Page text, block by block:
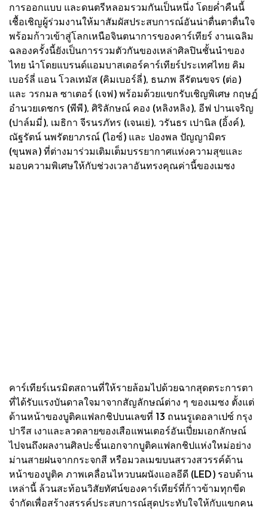
การออกแบบ และดนตรีหลอมรวมกันเป็นหนึ่ง โดยค่ำคืนนี้
เชื้อเชิญผู้ร่วมงานให้มาสัมผัสประสบการณ์อันน่าตื่นตาตื่นใจ
พร้อมก้าวเข้าสู่โลกเหนือจินตนาการของคาร์เทียร์ งานเฉลิม
ฉลองครั้งนี้ยังเป็นการรวมตัวกันของเหล่าศิลปินชั้นนำของ
ไทย นำโดยแบรนด์แอมบาสเดอร์คาร์เทียร์ประเทศไทย คิม
เบอร์ลี่ แอน โวลเทมัส (คิมเบอร์ลี่), ธนภพ ลีรัตนขจร (ต่อ)
และ วรกมล ซาเตอร์ (เจฟ) พร้อมด้วยแขกรับเชิญพิเศษ กฤษฏ์
อำนวยเดชกร (พีพี), ศิริลักษณ์ คอง (หลิงหลิง), อีฟ ปานเจริญ
(ปาล์มมี่), เมธิกา จีรนรภัทร (เจนเย่), วรันธร เปานิล (อิ้งค์),
ณัฐรัตน์ นพรัตยาภรณ์ (ไอซ์) และ ปองพล ปัญญามิตร
(ขุนพล) ที่ต่างมาร่วมเติมเต็มบรรยากาศแห่งความสุขและ
มอบความพิเศษให้กับช่วงเวลาอันทรงคุณค่านี้ของเมซง
คาร์เทียร์เนรมิตสถานที่ให้รายล้อมไปด้วยฉากสุดตระการตา
ที่ได้รับแรงบันดาลใจมาจากสัญลักษณ์ต่าง ๆ ของเมซง ตั้งแต่
ด้านหน้าของบูติคแฟลกชิปบนเลขที่ 13 ถนนรูเดอลาเปซ์ กรุง
ปารีส เงาและลวดลายของเสือแพนเตอร์อันเปี่ยมเอกลักษณ์
ไปจนถึงผลงานศิลปะชิ้นเอกจากบูติคแฟลกชิปแห่งใหม่อย่าง
ม่านสายฝนจากกระจกสี หรือมวลเมฆบนสรวงสวรรค์ด้าน
หน้าของบูติค ภาพเคลื่อนไหวบนผนังแอลอีดี (LED) รอบด้าน
เหล่านี้ ล้วนสะท้อนวิสัยทัศน์ของคาร์เทียร์ที่ก้าวข้ามทุกขีด
จำกัดเพื่อสร้างสรรค์ประสบการณ์สุดประทับใจให้กับแขกคน